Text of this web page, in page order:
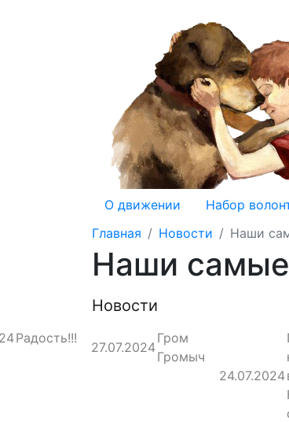
О движении Набор
Главная
Новости Наши
Наши
Новости
Радость!!!
27.07.2024
Гром
Громыч
24.07.2024